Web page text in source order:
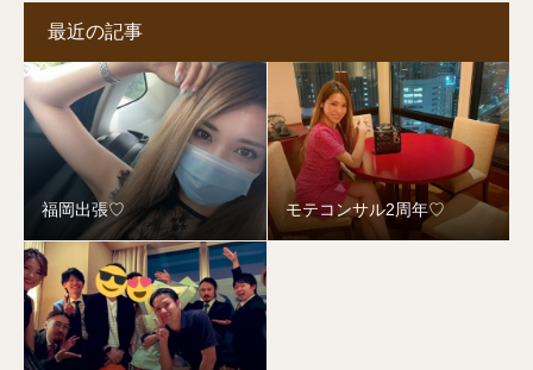
最近の記事
福岡出張♡ モテコンサル2周年♡